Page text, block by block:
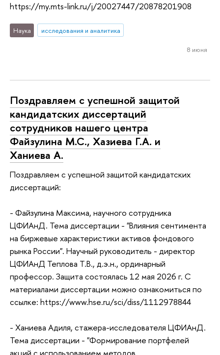
https://my.mts-link.ru/j/20027447/20878201908
Наука исследования и аналитика
8 июня
Поздравляем с успешной защитой
кандидатских диссертаций
сотрудников нашего центра
Файзулина М.С., Хазиева Г.А. и
Ханиева А.
Поздравляем с успешной защитой кандидатских
диссертаций:
- Файзулина Максима, научного сотрудника
ЦФИАнД. Тема диссертации - "Влияния сентимента
на биржевые характеристики активов фондового
рынка России". Научный руководитель - директор
ЦФИАнД Теплова Т.В., д.э.н., ординарный
профессор. Защита состоялась 12 мая 2026 г. С
материалами диссертации можно ознакомиться по
ссылке: https://www.hse.ru/sci/diss/1112978844
- Ханиева Адиля, стажера-исследователя ЦФИАнД.
Тема диссертации - "Формирование портфелей